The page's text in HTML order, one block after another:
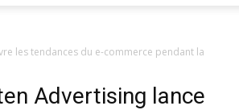
les tendances du e-commerce pendant la
Advertising lance